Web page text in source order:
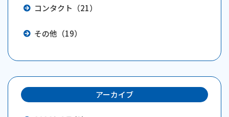
コンタクト（21）
その他（19）
アーカイブ